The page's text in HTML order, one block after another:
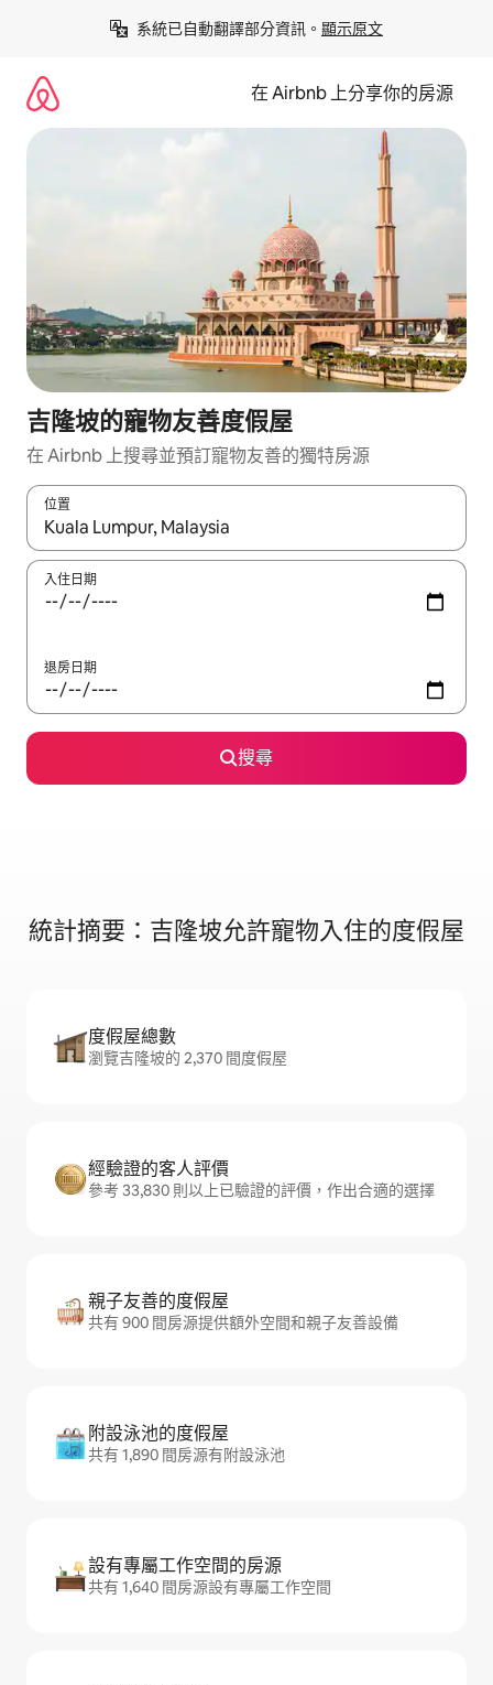
系統已自動翻譯部分資訊。 顯示原文
在 Airbnb 上分享你的房源
吉隆坡的寵物友善度假屋
在 Airbnb 上搜尋並預訂寵物友善的獨特房源
位置
如有搜尋結果，瀏覽內容時請使用上下箭頭，或輕點、滑動裝置。
入住日期
退房日期
搜尋
統計摘要：吉隆坡允許寵物入住的度假屋
度假屋總數
瀏覽吉隆坡的 2,370 間度假屋
經驗證的客人評價
參考 33,830 則以上已驗證的評價，作出合適的選擇
親子友善的度假屋
共有 900 間房源提供額外空間和親子友善設備
附設泳池的度假屋
共有 1,890 間房源有附設泳池
設有專屬工作空間的房源
共有 1,640 間房源設有專屬工作空間